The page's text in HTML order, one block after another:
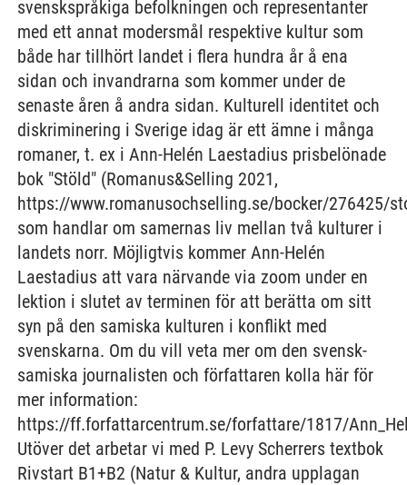
svenskspråkiga befolkningen och representanter
med ett annat modersmål respektive kultur som
både har tillhört landet i flera hundra år å ena
sidan och invandrarna som kommer under de
senaste åren å andra sidan. Kulturell identitet och
diskriminering i Sverige idag är ett ämne i många
romaner, t. ex i Ann-Helén Laestadius prisbelönade
bok "Stöld" (Romanus&Selling 2021,
https://www.romanusochselling.se/bocker/276425/
som handlar om samernas liv mellan två kulturer i
landets norr. Möjligtvis kommer Ann-Helén
Laestadius att vara närvande via zoom under en
lektion i slutet av terminen för att berätta om sitt
syn på den samiska kulturen i konflikt med
svenskarna. Om du vill veta mer om den svensk-
samiska journalisten och författaren kolla här för
mer information:
https://ff.forfattarcentrum.se/forfattare/1817/
Utöver det arbetar vi med P. Levy Scherrers textbok
Rivstart B1+B2 (Natur & Kultur, andra upplagan